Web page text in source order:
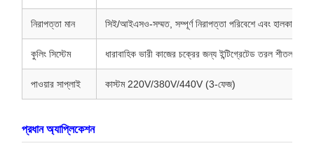
নিরাপত্তা মান সিই/আইএসও-সম্মত, সম্পূর্ণ নিরাপত্তা পরিবেশে এবং হালকা পর্দা
কুলিং সিস্টেম ধারাবাহিক ভারী কাজের চক্রের জন্য ইন্টিগ্রেটেড তরল শীতল
পাওয়ার সাপ্লাই কাস্টম 220V/380V/440V (3-ফেজ)
প্রধান অ্যাপ্লিকেশন